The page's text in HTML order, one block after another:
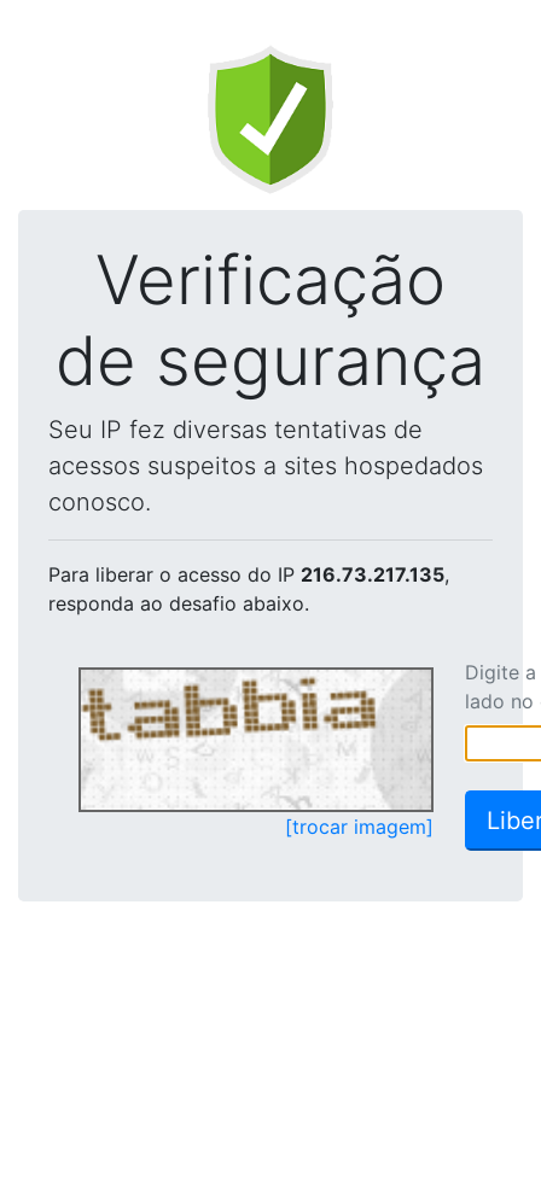
Verificação
de segurança
Seu IP fez diversas tentativas de
acessos suspeitos a sites hospedados
conosco.
Para liberar o acesso do IP 216.73.217.135,
responda ao desafio abaixo.
[trocar imagem]
Digite
lado no